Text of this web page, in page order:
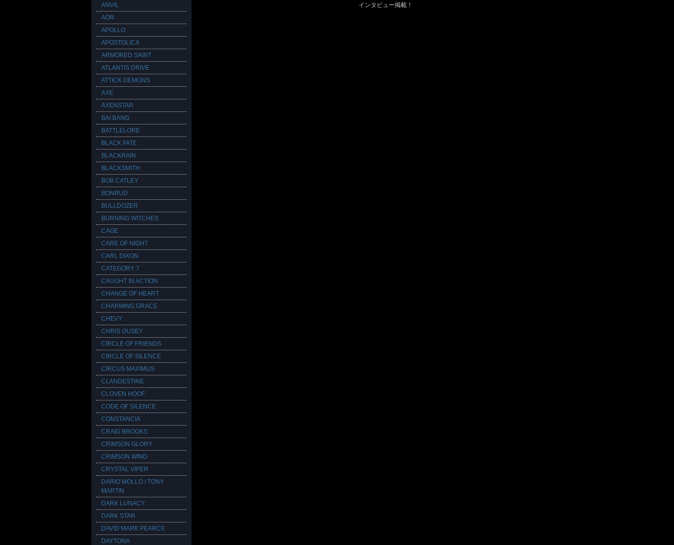
インタビュー掲載！
ANVIL
AOR
APOLLO
APOSTOLICA
ARMORED SAINT
ATLANTIS DRIVE
ATTICK DEMONS
AXE
AXENSTAR
BAI BANG
BATTLELORE
BLACK FATE
BLACKRAIN
BLACKSMITH
BOB CATLEY
BONRUD
BULLDOZER
BURNING WITCHES
CAGE
CARE OF NIGHT
CARL DIXON
CATEGORY 7
CAUGHT IN ACTION
CHANGE OF HEART
CHARMING GRACE
CHEVY
CHRIS OUSEY
CIRCLE OF FRIENDS
CIRCLE OF SILENCE
CIRCUS MAXIMUS
CLANDESTINE
CLOVEN HOOF
CODE OF SILENCE
CONSTANCIA
CRAIG BROOKS
CRIMSON GLORY
CRIMSON WIND
CRYSTAL VIPER
DARIO MOLLO / TONY
MARTIN
DARK LUNACY
DARK STAR
DAVID MARK PEARCE
DAYTONA